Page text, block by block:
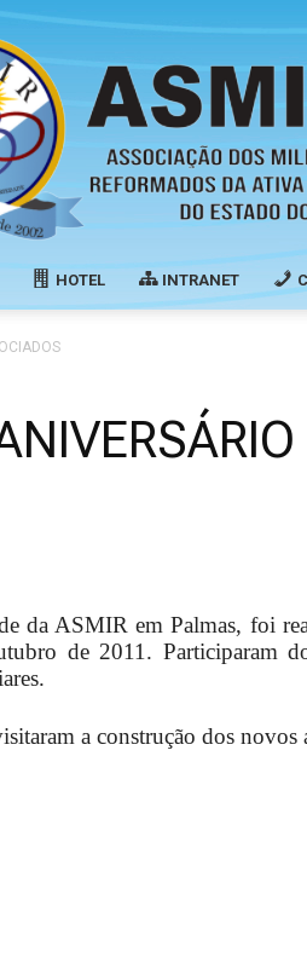
Militares
HOTEL INTRANET
da ASMIR em Palmas, foi
de 2011. Participaram
a construção dos